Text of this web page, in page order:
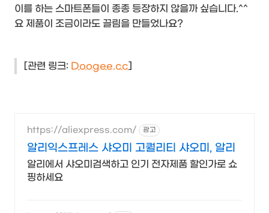
이를 하는 스마트폰들이 종종 등장하지 않을까 싶습니다.^^
요 제품이 조금이라도 끌림을 만들었나요?
[관련 링크: Doogee.cc]
https://aliexpress.com/ 광고
알리익스프레스 샤오미 고퀄리티 샤오미, 알리
알리에서 샤오미검색하고 인기 전자제품 할인가로 쇼
핑하세요